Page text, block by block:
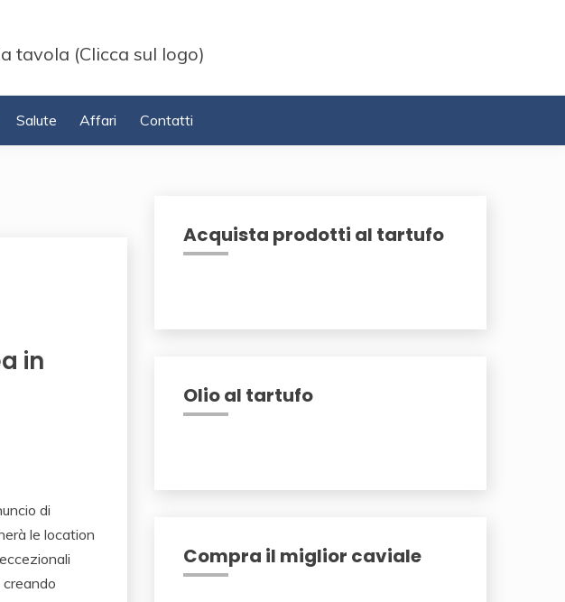
tavola (Clicca sul logo)
Salute Affari Contatti
in
di
le location
Acquista prodotti al tartufo
Olio al tartufo
Compra il miglior caviale